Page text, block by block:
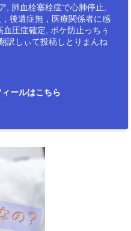
, 肺血栓塞栓症で心肺停止,
後遺症無，医療関係者に感
圧症確定, ボケ防止っちぅ
訳しぃて投稿しとりまんね
ールはこちら